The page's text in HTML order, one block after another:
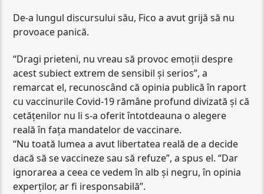
De-a lungul discursului său, Fico a avut grijă să nu
provoace panică.
“Dragi prieteni, nu vreau să provoc emoții despre
acest subiect extrem de sensibil și serios”, a
remarcat el, recunoscând că opinia publică în raport
cu vaccinurile Covid-19 rămâne profund divizată și că
cetățenilor nu li s-a oferit întotdeauna o alegere
reală în fața mandatelor de vaccinare.
“Nu toată lumea a avut libertatea reală de a decide
dacă să se vaccineze sau să refuze”, a spus el. “Dar
ignorarea a ceea ce vedem în alb și negru, în opinia
experților, ar fi iresponsabilă”.